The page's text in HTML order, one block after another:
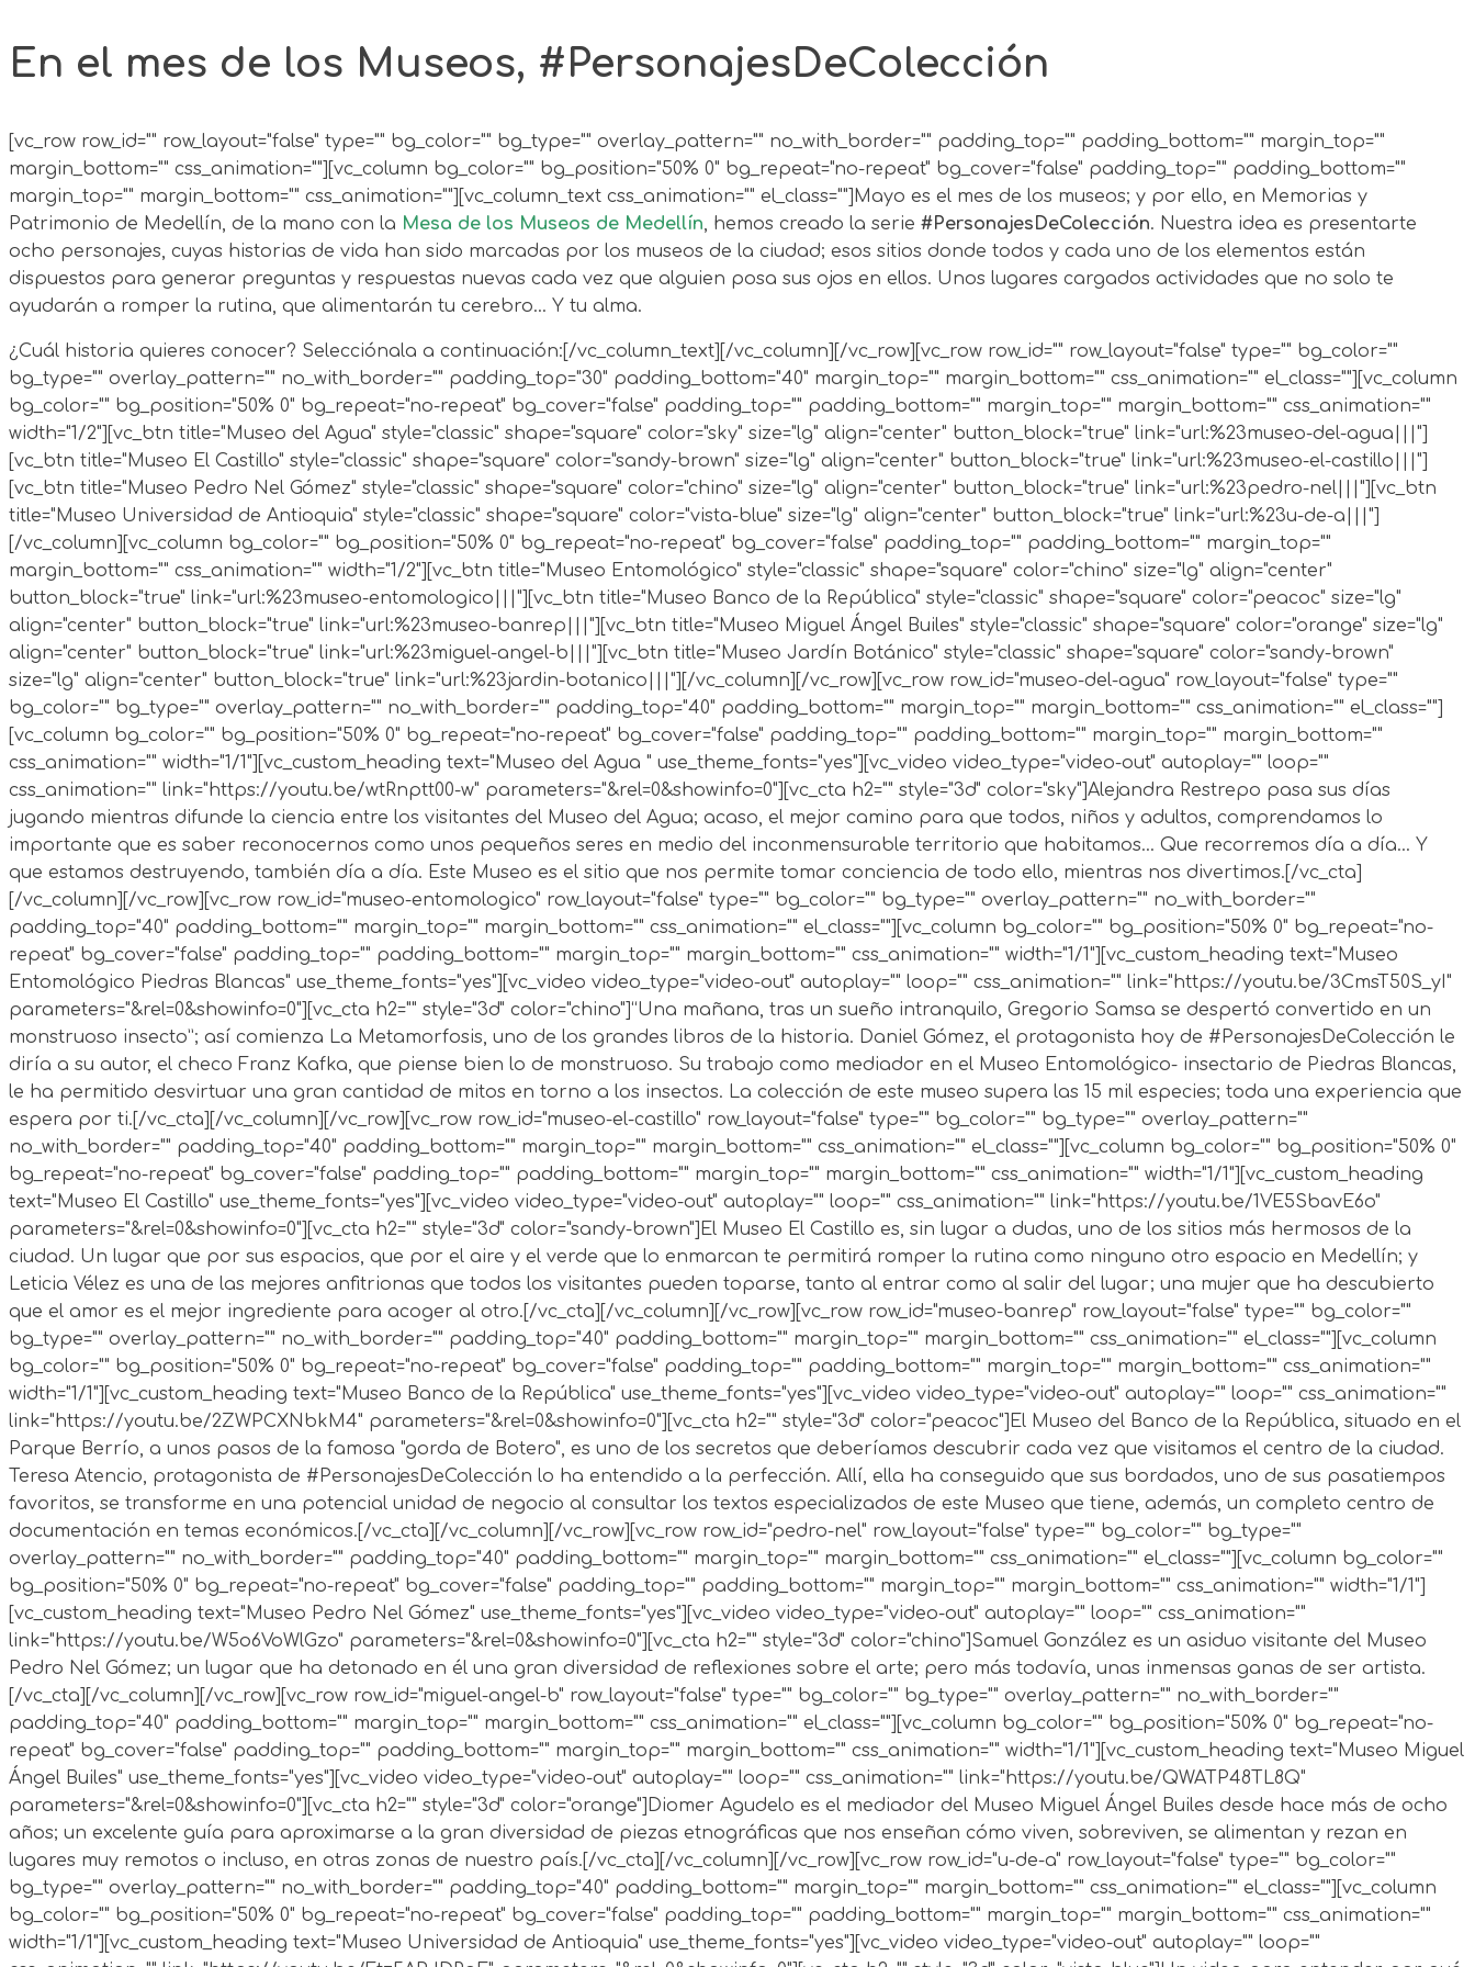
En el mes de los Museos, #PersonajesDeColección
[vc_row row_id="" row_layout="false" type="" bg_color="" bg_type="" overlay_pattern="" no_with_border="" padding_top="" padding_bottom="" margin_top=""
margin_bottom="" css_animation=""][vc_column bg_color="" bg_position="50% 0" bg_repeat="no-repeat" bg_cover="false" padding_top="" padding_bottom=""
margin_top="" margin_bottom="" css_animation=""][vc_column_text css_animation="" el_class=""]Mayo es el mes de los museos; y por ello, en Memorias y
Patrimonio de Medellín, de la mano con la Mesa de los Museos de Medellín, hemos creado la serie #PersonajesDeColección. Nuestra idea es presentarte
ocho personajes, cuyas historias de vida han sido marcadas por los museos de la ciudad; esos sitios donde todos y cada uno de los elementos están
dispuestos para generar preguntas y respuestas nuevas cada vez que alguien posa sus ojos en ellos. Unos lugares cargados actividades que no solo te
ayudarán a romper la rutina, que alimentarán tu cerebro… Y tu alma.
¿Cuál historia quieres conocer? Selecciónala a continuación:[/vc_column_text][/vc_column][/vc_row][vc_row row_id="" row_layout="false" type="" bg_color="" bg_type="" overlay_pattern="" no_with_border="" padding_top="30" padding_bottom="40" margin_top="" margin_bottom="" css_animation="" el_class=""][vc_column bg_color="" bg_position="50% 0" bg_repeat="no-repeat" bg_cover="false" padding_top="" padding_bottom="" margin_top="" margin_bottom="" css_animation="" width="1/2"][vc_btn title="Museo del Agua" style="classic" shape="square" color="sky" size="lg" align="center" button_block="true" link="url:%23museo-del-agua|||"][vc_btn title="Museo El Castillo" style="classic" shape="square" color="sandy-brown" size="lg" align="center" button_block="true" link="url:%23museo-el-castillo|||"][vc_btn title="Museo Pedro Nel Gómez" style="classic" shape="square" color="chino" size="lg" align="center" button_block="true" link="url:%23pedro-nel|||"][vc_btn title="Museo Universidad de Antioquia" style="classic" shape="square" color="vista-blue" size="lg" align="center" button_block="true" link="url:%23u-de-a|||"][/vc_column][vc_column bg_color="" bg_position="50% 0" bg_repeat="no-repeat" bg_cover="false" padding_top="" padding_bottom="" margin_top="" margin_bottom="" css_animation="" width="1/2"][vc_btn title="Museo Entomológico" style="classic" shape="square" color="chino" size="lg" align="center" button_block="true" link="url:%23museo-entomologico|||"][vc_btn title="Museo Banco de la República" style="classic" shape="square" color="peacoc" size="lg" align="center" button_block="true" link="url:%23museo-banrep|||"][vc_btn title="Museo Miguel Ángel Builes" style="classic" shape="square" color="orange" size="lg" align="center" button_block="true" link="url:%23miguel-angel-b|||"][vc_btn title="Museo Jardín Botánico" style="classic" shape="square" color="sandy-brown" size="lg" align="center" button_block="true" link="url:%23jardin-botanico|||"][/vc_column][/vc_row][vc_row row_id="museo-del-agua" row_layout="false" type="" bg_color="" bg_type="" overlay_pattern="" no_with_border="" padding_top="40" padding_bottom="" margin_top="" margin_bottom="" css_animation="" el_class=""][vc_column bg_color="" bg_position="50% 0" bg_repeat="no-repeat" bg_cover="false" padding_top="" padding_bottom="" margin_top="" margin_bottom="" css_animation="" width="1/1"][vc_custom_heading text="Museo del Agua " use_theme_fonts="yes"][vc_video video_type="video-out" autoplay="" loop="" css_animation="" link="https://youtu.be/wtRnptt00-w" parameters="&rel=0&showinfo=0"][vc_cta h2="" style="3d" color="sky"]Alejandra Restrepo pasa sus días jugando mientras difunde la ciencia entre los visitantes del Museo del Agua; acaso, el mejor camino para que todos, niños y adultos, comprendamos lo importante que es saber reconocernos como unos pequeños seres en medio del inconmensurable territorio que habitamos... Que recorremos día a día... Y que estamos destruyendo, también día a día. Este Museo es el sitio que nos permite tomar conciencia de todo ello, mientras nos divertimos.[/vc_cta][/vc_column][/vc_row][vc_row row_id="museo-entomologico" row_layout="false" type="" bg_color="" bg_type="" overlay_pattern="" no_with_border="" padding_top="40" padding_bottom="" margin_top="" margin_bottom="" css_animation="" el_class=""][vc_column bg_color="" bg_position="50% 0" bg_repeat="no-repeat" bg_cover="false" padding_top="" padding_bottom="" margin_top="" margin_bottom="" css_animation="" width="1/1"][vc_custom_heading text="Museo Entomológico Piedras Blancas" use_theme_fonts="yes"][vc_video video_type="video-out" autoplay="" loop="" css_animation="" link="https://youtu.be/3CmsT50S_yI" parameters="&rel=0&showinfo=0"][vc_cta h2="" style="3d" color="chino"]“Una mañana, tras un sueño intranquilo, Gregorio Samsa se despertó convertido en un monstruoso insecto”; así comienza La Metamorfosis, uno de los grandes libros de la historia. Daniel Gómez, el protagonista hoy de #PersonajesDeColección le diría a su autor, el checo Franz Kafka, que piense bien lo de monstruoso. Su trabajo como mediador en el Museo Entomológico- insectario de Piedras Blancas, le ha permitido desvirtuar una gran cantidad de mitos en torno a los insectos. La colección de este museo supera las 15 mil especies; toda una experiencia que espera por ti.[/vc_cta][/vc_column][/vc_row][vc_row row_id="museo-el-castillo" row_layout="false" type="" bg_color="" bg_type="" overlay_pattern="" no_with_border="" padding_top="40" padding_bottom="" margin_top="" margin_bottom="" css_animation="" el_class=""][vc_column bg_color="" bg_position="50% 0" bg_repeat="no-repeat" bg_cover="false" padding_top="" padding_bottom="" margin_top="" margin_bottom="" css_animation="" width="1/1"][vc_custom_heading text="Museo El Castillo" use_theme_fonts="yes"][vc_video video_type="video-out" autoplay="" loop="" css_animation="" link="https://youtu.be/1VE5SbavE6o" parameters="&rel=0&showinfo=0"][vc_cta h2="" style="3d" color="sandy-brown"]El Museo El Castillo es, sin lugar a dudas, uno de los sitios más hermosos de la ciudad. Un lugar que por sus espacios, que por el aire y el verde que lo enmarcan te permitirá romper la rutina como ninguno otro espacio en Medellín; y Leticia Vélez es una de las mejores anfitrionas que todos los visitantes pueden toparse, tanto al entrar como al salir del lugar; una mujer que ha descubierto que el amor es el mejor ingrediente para acoger al otro.[/vc_cta][/vc_column][/vc_row][vc_row row_id="museo-banrep" row_layout="false" type="" bg_color="" bg_type="" overlay_pattern="" no_with_border="" padding_top="40" padding_bottom="" margin_top="" margin_bottom="" css_animation="" el_class=""][vc_column bg_color="" bg_position="50% 0" bg_repeat="no-repeat" bg_cover="false" padding_top="" padding_bottom="" margin_top="" margin_bottom="" css_animation="" width="1/1"][vc_custom_heading text="Museo Banco de la República" use_theme_fonts="yes"][vc_video video_type="video-out" autoplay="" loop="" css_animation="" link="https://youtu.be/2ZWPCXNbkM4" parameters="&rel=0&showinfo=0"][vc_cta h2="" style="3d" color="peacoc"]El Museo del Banco de la República, situado en el Parque Berrío, a unos pasos de la famosa "gorda de Botero", es uno de los secretos que deberíamos descubrir cada vez que visitamos el centro de la ciudad. Teresa Atencio, protagonista de #PersonajesDeColección lo ha entendido a la perfección. Allí, ella ha conseguido que sus bordados, uno de sus pasatiempos favoritos, se transforme en una potencial unidad de negocio al consultar los textos especializados de este Museo que tiene, además, un completo centro de documentación en temas económicos.[/vc_cta][/vc_column][/vc_row][vc_row row_id="pedro-nel" row_layout="false" type="" bg_color="" bg_type="" overlay_pattern="" no_with_border="" padding_top="40" padding_bottom="" margin_top="" margin_bottom="" css_animation="" el_class=""][vc_column bg_color="" bg_position="50% 0" bg_repeat="no-repeat" bg_cover="false" padding_top="" padding_bottom="" margin_top="" margin_bottom="" css_animation="" width="1/1"][vc_custom_heading text="Museo Pedro Nel Gómez" use_theme_fonts="yes"][vc_video video_type="video-out" autoplay="" loop="" css_animation="" link="https://youtu.be/W5o6VoWlGzo" parameters="&rel=0&showinfo=0"][vc_cta h2="" style="3d" color="chino"]Samuel González es un asiduo visitante del Museo Pedro Nel Gómez; un lugar que ha detonado en él una gran diversidad de reflexiones sobre el arte; pero más todavía, unas inmensas ganas de ser artista.[/vc_cta][/vc_column][/vc_row][vc_row row_id="miguel-angel-b" row_layout="false" type="" bg_color="" bg_type="" overlay_pattern="" no_with_border="" padding_top="40" padding_bottom="" margin_top="" margin_bottom="" css_animation="" el_class=""][vc_column bg_color="" bg_position="50% 0" bg_repeat="no-repeat" bg_cover="false" padding_top="" padding_bottom="" margin_top="" margin_bottom="" css_animation="" width="1/1"][vc_custom_heading text="Museo Miguel Ángel Builes" use_theme_fonts="yes"][vc_video video_type="video-out" autoplay="" loop="" css_animation="" link="https://youtu.be/QWATP48TL8Q" parameters="&rel=0&showinfo=0"][vc_cta h2="" style="3d" color="orange"]Diomer Agudelo es el mediador del Museo Miguel Ángel Builes desde hace más de ocho años; un excelente guía para aproximarse a la gran diversidad de piezas etnográficas que nos enseñan cómo viven, sobreviven, se alimentan y rezan en lugares muy remotos o incluso, en otras zonas de nuestro país.[/vc_cta][/vc_column][/vc_row][vc_row row_id="u-de-a" row_layout="false" type="" bg_color="" bg_type="" overlay_pattern="" no_with_border="" padding_top="40" padding_bottom="" margin_top="" margin_bottom="" css_animation="" el_class=""][vc_column bg_color="" bg_position="50% 0" bg_repeat="no-repeat" bg_cover="false" padding_top="" padding_bottom="" margin_top="" margin_bottom="" css_animation="" width="1/1"][vc_custom_heading text="Museo Universidad de Antioquia" use_theme_fonts="yes"][vc_video video_type="video-out" autoplay="" loop="" css_animation="" link="https://youtu.be/Ftz5APJDRgE" parameters="&rel=0&showinfo=0"][vc_cta h2="" style="3d" color="vista-blue"]Un video para entender por qué un museo puede reconciliar a alguien con su historia personal.[/vc_cta][/vc_column][/vc_row][vc_row row_id="jardin-botanico" row_layout="false" type="" bg_color="" bg_type="" overlay_pattern="" no_with_border="" padding_top="40" padding_bottom="" margin_top="" margin_bottom="" css_animation="" el_class=""][vc_column bg_color="" bg_position="50% 0" bg_repeat="no-repeat" bg_cover="false" padding_top="" padding_bottom="" margin_top="" margin_bottom="" css_animation="" width="1/1"][vc_custom_heading text="Museo Jardín Botánico" use_theme_fonts="yes"][vc_video video_type="video-out" autoplay="" loop="" css_animation="" link="https://youtu.be/c84Y67VY9mA" parameters="&rel=0&showinfo=0"][vc_cta h2="" style="3d" color="sandy-brown"]Sólo basta escuchar a este importante investigador y botánico, para concluir qu